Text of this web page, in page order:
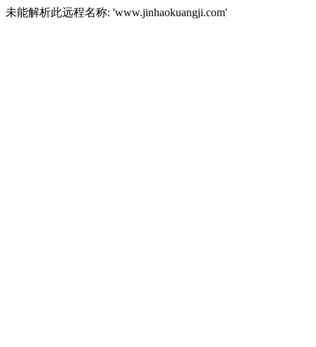
未能解析此远程名称: 'www.jinhaokuangji.com'